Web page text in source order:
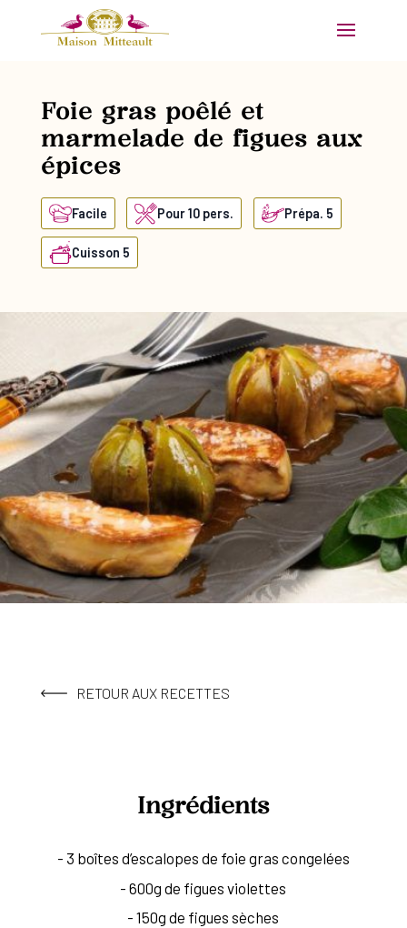
Foie gras poêlé et
marmelade de figues aux
épices
Facile Pour 10 pers. Prépa. 5
Cuisson 5
RETOUR AUX RECETTES
Ingrédients
- 3 boîtes d’escalopes de foie gras congelées
- 600g de figues violettes
- 150g de figues sèches